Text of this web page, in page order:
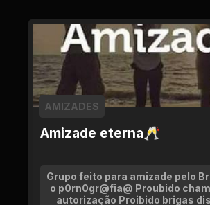
Amizade eterna🥂
AMIZADES
Grupo feito para amizade pelo
o p0rn0gr@fia@ Proubido
autorização Proibido brigas